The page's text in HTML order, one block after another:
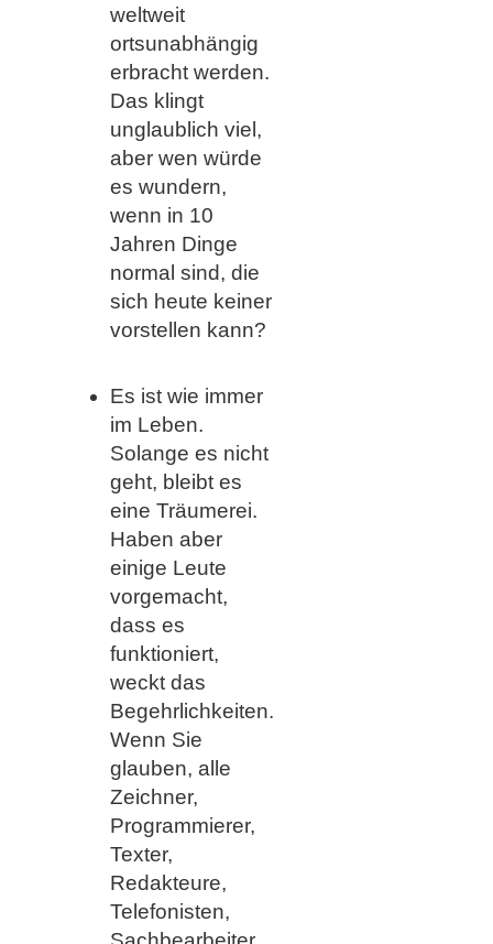
weltweit
ortsunabhängig
erbracht werden.
Das klingt
unglaublich viel,
aber wen würde
es wundern,
wenn in 10
Jahren Dinge
normal sind, die
sich heute keiner
vorstellen kann?
Es ist wie immer
im Leben.
Solange es nicht
geht, bleibt es
eine Träumerei.
Haben aber
einige Leute
vorgemacht,
dass es
funktioniert,
weckt das
Begehrlichkeiten.
Wenn Sie
glauben, alle
Zeichner,
Programmierer,
Texter,
Redakteure,
Telefonisten,